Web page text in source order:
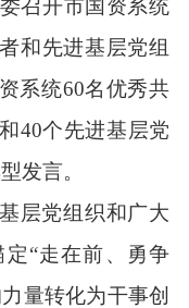
召开市国资系统
和先进基层党组
系统60名优秀共
40个先进基层党
发言。
层党组织和广大
“走在前、勇争
量转化为干事创